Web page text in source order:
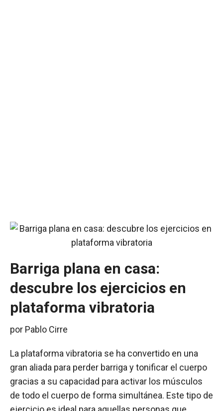
Barriga plana en casa:
descubre los ejercicios en
plataforma vibratoria
por Pablo Cirre
La plataforma vibratoria se ha convertido en una
gran aliada para perder barriga y tonificar el cuerpo
gracias a su capacidad para activar los músculos
de todo el cuerpo de forma simultánea. Este tipo de